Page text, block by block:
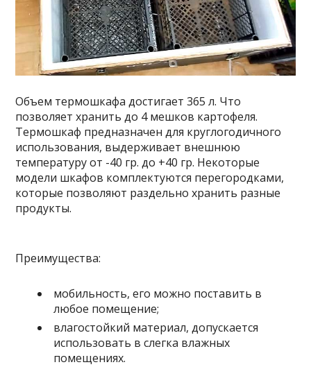
Объем термошкафа достигает 365 л. Что
позволяет хранить до 4 мешков картофеля.
Термошкаф предназначен для круглогодичного
использования, выдерживает внешнюю
температуру от -40 гр. до +40 гр. Некоторые
модели шкафов комплектуются перегородками,
которые позволяют раздельно хранить разные
продукты.
Преимущества:
мобильность, его можно поставить в
любое помещение;
влагостойкий материал, допускается
использовать в слегка влажных
помещениях.